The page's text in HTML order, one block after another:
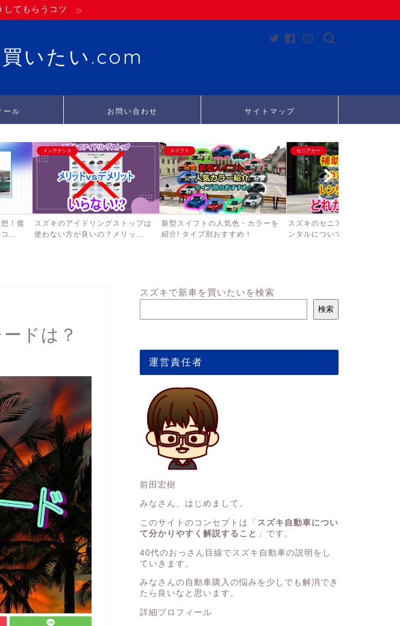
してもらうコツ
いたい.com
ール お問い合わせ サイトマップ
！復
...
メンテナンス
スズキのアイドリングストップは
使わない方が良いの？メリッ...
スイフト
新型スイフトの人気色・カラーを
紹介! タイプ別おすすめ！
セニアカー
スズキのセニアカーの補助金、
ンタルについて徹底調査して...
ドは？
スズキで新車を買いたいを検索
検索
運営責任者
前田宏樹
みなさん、はじめまして。
このサイトのコンセプトは「 スズキ自動車につい
て分かりやすく解説すること 」です。
40代のおっさん目線でスズキ自動車の説明をし
ていきます。
みなさんの 自動車購入の悩みを少しでも解消でき
たら良いなと思います。
詳細プロフィール